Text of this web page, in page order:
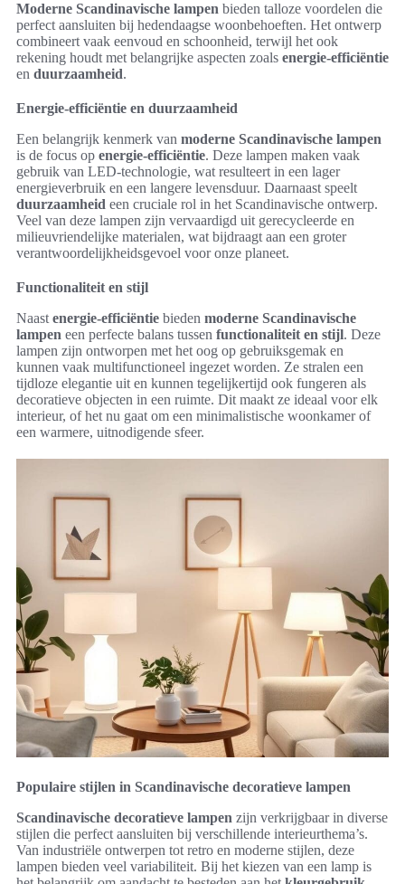
Moderne Scandinavische lampen bieden talloze voordelen die
perfect aansluiten bij hedendaagse woonbehoeften. Het ontwerp
combineert vaak eenvoud en schoonheid, terwijl het ook
rekening houdt met belangrijke aspecten zoals energie-efficiëntie
en duurzaamheid.
Energie-efficiëntie en duurzaamheid
Een belangrijk kenmerk van moderne Scandinavische lampen
is de focus op energie-efficiëntie. Deze lampen maken vaak
gebruik van LED-technologie, wat resulteert in een lager
energieverbruik en een langere levensduur. Daarnaast speelt
duurzaamheid een cruciale rol in het Scandinavische ontwerp.
Veel van deze lampen zijn vervaardigd uit gerecycleerde en
milieuvriendelijke materialen, wat bijdraagt aan een groter
verantwoordelijkheidsgevoel voor onze planeet.
Functionaliteit en stijl
Naast energie-efficiëntie bieden moderne Scandinavische
lampen een perfecte balans tussen functionaliteit en stijl. Deze
lampen zijn ontworpen met het oog op gebruiksgemak en
kunnen vaak multifunctioneel ingezet worden. Ze stralen een
tijdloze elegantie uit en kunnen tegelijkertijd ook fungeren als
decoratieve objecten in een ruimte. Dit maakt ze ideaal voor elk
interieur, of het nu gaat om een minimalistische woonkamer of
een warmere, uitnodigende sfeer.
Populaire stijlen in Scandinavische decoratieve lampen
Scandinavische decoratieve lampen zijn verkrijgbaar in diverse
stijlen die perfect aansluiten bij verschillende interieurthema’s.
Van industriële ontwerpen tot retro en moderne stijlen, deze
lampen bieden veel variabiliteit. Bij het kiezen van een lamp is